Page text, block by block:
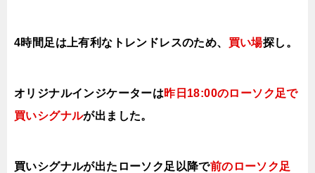
4時間足は上有利なト レンドレスのため、 買い場探し。
オリジナルインジケーターは昨日18:00のローソク足で
買いシグナルが出ました。
買いシグナルが出たローソク足以降で前のローソク足